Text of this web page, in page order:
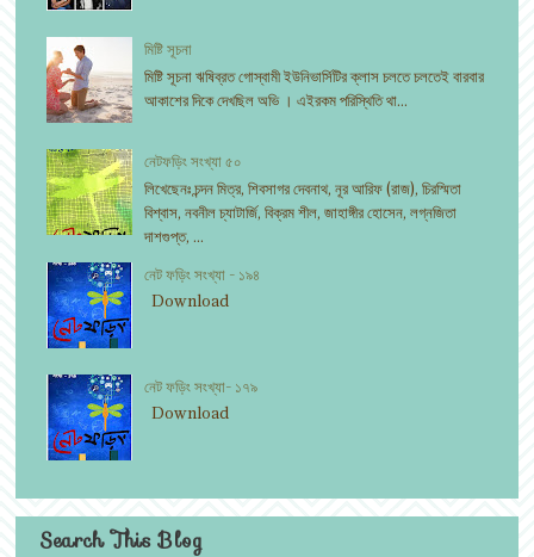
মিষ্টি সূচনা
মিষ্টি সূচনা ঋষিব্রত গোস্বামী ইউনিভার্সিটির ক্লাস চলতে চলতেই বারবার
আকাশের দিকে দেখছিল অভি । এইরকম পরিস্থিতি থা...
নেটফড়িং সংখ্যা ৫০
লিখেছেনঃ চন্দন মিত্র, শিবসাগর দেবনাথ, নূর আরিফ (রাজ), চিরস্মিতা
বিশ্বাস, নবনীল চ্যাটার্জি, বিক্রম শীল, জাহাঙ্গীর হোসেন, লগ্নজিতা
দাশগুপ্ত, ...
নেট ফড়িং সংখ্যা - ১৯৪
Download
নেট ফড়িং সংখ্যা- ১৭৯
Download
Search This Blog